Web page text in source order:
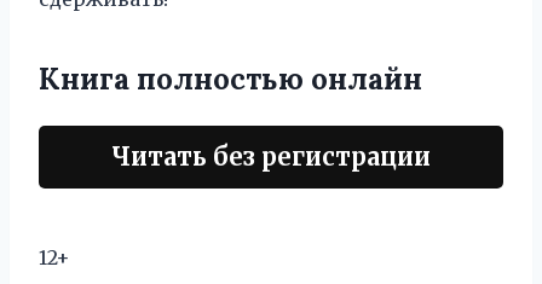
Книга полностью онлайн
Читать без регистрации
12+